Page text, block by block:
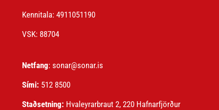
Kennitala: 4911051190
VSK: 88704
Netfang: sonar@sonar.is
Sími: 512 8500
Staðsetning: Hvaleyrarbraut 2, 220 Hafnarfjörður